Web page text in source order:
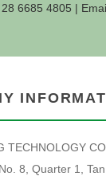
6685 4805 |
TECHNOLOGY
8, Quarter 1,